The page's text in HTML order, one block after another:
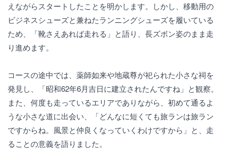
えながらスタートしたことを明かします。しかし、移動用の
ビジネスシューズと兼ねたランニングシューズを履いている
ため、「靴さえあれば走れる」と語り、長ズボン姿のまま走
り進めます。
コースの途中では、薬師如来や地蔵尊が祀られた小さな祠を
発見し、「昭和62年6月吉日に建立されたんですね」と観察。
また、何度も走っているエリアでありながら、初めて通るよ
うな小さな道に出会い、「どんなに短くても旅ランは旅ラン
ですからね。風景と仲良くなっていくわけですから」と、走
ることの意義を語りました。